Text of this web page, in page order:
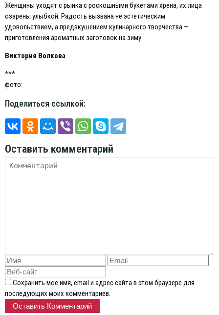
Женщины уходят с рынка с роскошными букетами хрена, их лица
озарены улыбкой. Радость вызвана не эстетическим
удовольствием, а предвкушением кулинарного творчества —
приготовления ароматных заготовок на зиму.
Виктория Волкова
***
фото:
Поделиться ссылкой:
Оставить комментарий
Сохранить моё имя, email и адрес сайта в этом браузере для
последующих моих комментариев.